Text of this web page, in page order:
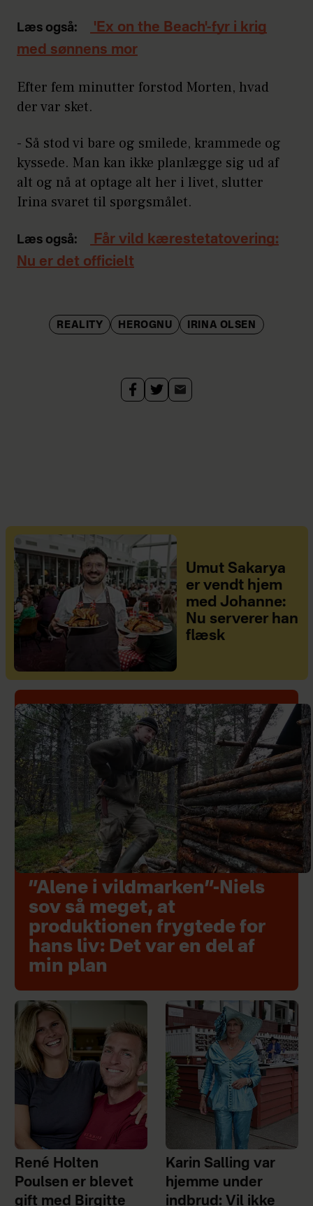
Læs også:
'Ex on the Beach'-fyr i krig
med sønnens mor
Efter fem minutter forstod Morten, hvad
der var sket.
- Så stod vi bare og smilede, krammede og
kyssede. Man kan ikke planlægge sig ud af
alt og nå at optage alt her i livet, slutter
Irina svaret til spørgsmålet.
Læs også:
Får vild kærestetatovering:
Nu er det officielt
REALITY HEROGNU IRINA OLSEN
Umut Sakarya
er vendt hjem
med Johanne:
Nu serverer han
flæsk
”Alene i vildmarken”-Niels
sov så meget, at
produktionen frygtede for
hans liv: Det var en del af
min plan
René Holten
Poulsen er blevet
gift med Birgitte
Karin Salling var
hjemme under
indbrud: Vil ikke